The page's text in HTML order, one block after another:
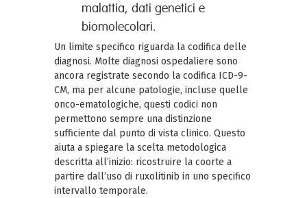
malattia, dati genetici e
biomolecolari.
Un limite specifico riguarda la codifica delle
diagnosi. Molte diagnosi ospedaliere sono
ancora registrate secondo la codifica ICD-9-
CM, ma per alcune patologie, incluse quelle
onco-ematologiche, questi codici non
permettono sempre una distinzione
sufficiente dal punto di vista clinico. Questo
aiuta a spiegare la scelta metodologica
descritta all’inizio: ricostruire la coorte a
partire dall’uso di ruxolitinib in uno specifico
intervallo temporale.